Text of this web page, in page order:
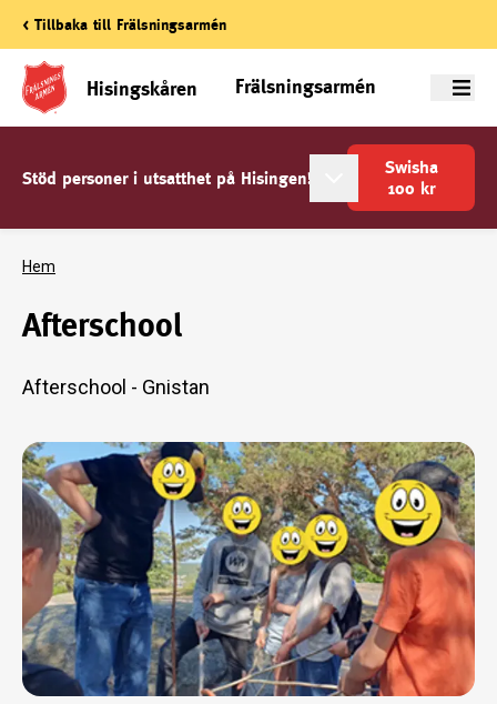
< Tillbaka till Frälsningsarmén
Hisingskåren Frälsningsarmén Meny
Stöd personer i utsatthet på Hisingen!
Swisha
100 kr
Hem
Afterschool
Afterschool - Gnistan